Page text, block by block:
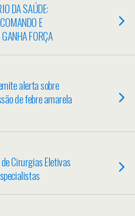
DA SAÚDE:
E
FORÇA
alerta sobre
de febre amarela
Cirurgias Eletivas